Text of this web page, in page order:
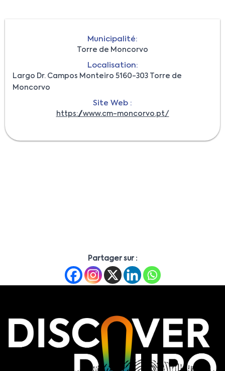
Municipalité:
Torre de Moncorvo
Localisation:
Largo Dr. Campos Monteiro 5160-303 Torre de
Moncorvo
Site Web :
https://www.cm-moncorvo.pt/
Partager sur :